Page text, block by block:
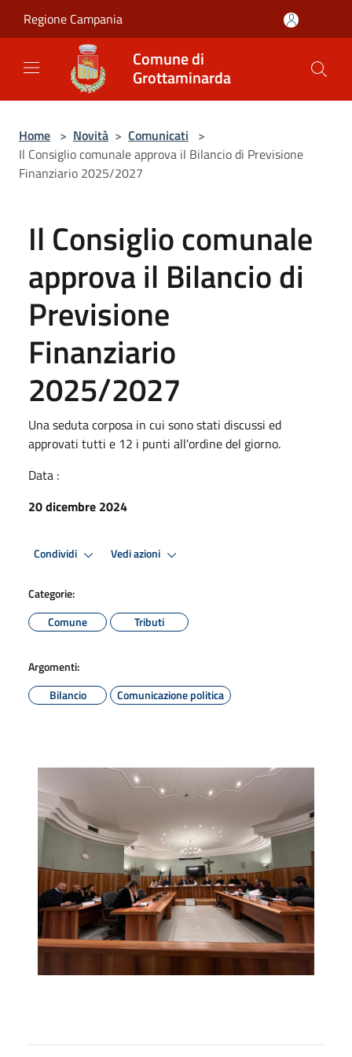
Regione Campania
Comune di
Grottaminarda
Home > Novità > Comunicati >
Il Consiglio comunale approva il Bilancio di Previsione
Finanziario 2025/2027
Il Consiglio comunale
approva il Bilancio di
Previsione
Finanziario
2025/2027
Una seduta corposa in cui sono stati discussi ed
approvati tutti e 12 i punti all'ordine del giorno.
Data :
20 dicembre 2024
Condividi Vedi azioni
Categorie:
Comune
Tributi
Argomenti:
Bilancio
Comunicazione politica